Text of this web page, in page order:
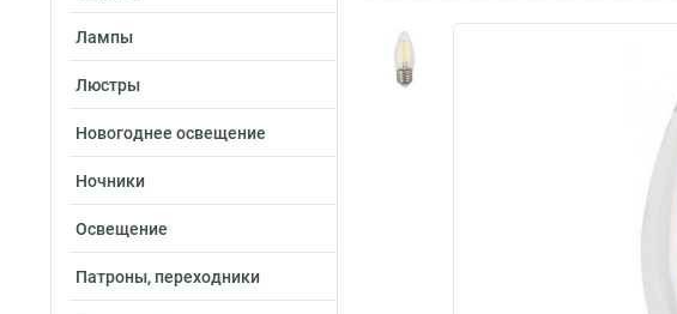
Лампы
Люстры
Новогоднее освещение
Ночники
Освещение
Патроны, переходники